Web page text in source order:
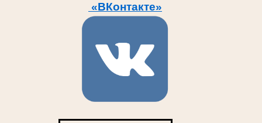
«ВКонтакте»